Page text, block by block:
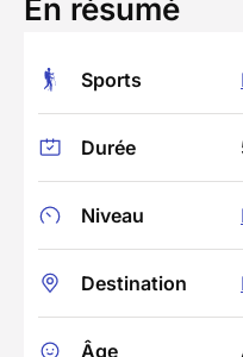
En résumé
Sports
Durée
Niveau
Destination
Âge